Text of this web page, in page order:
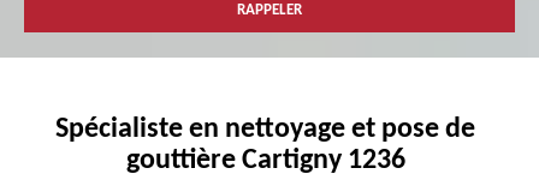
Spécialiste en nettoyage et pose de
gouttière Cartigny 1236